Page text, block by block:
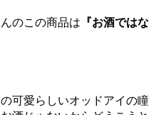
のこの商品は 『お酒ではな
可愛らしいオッドアイの瞳